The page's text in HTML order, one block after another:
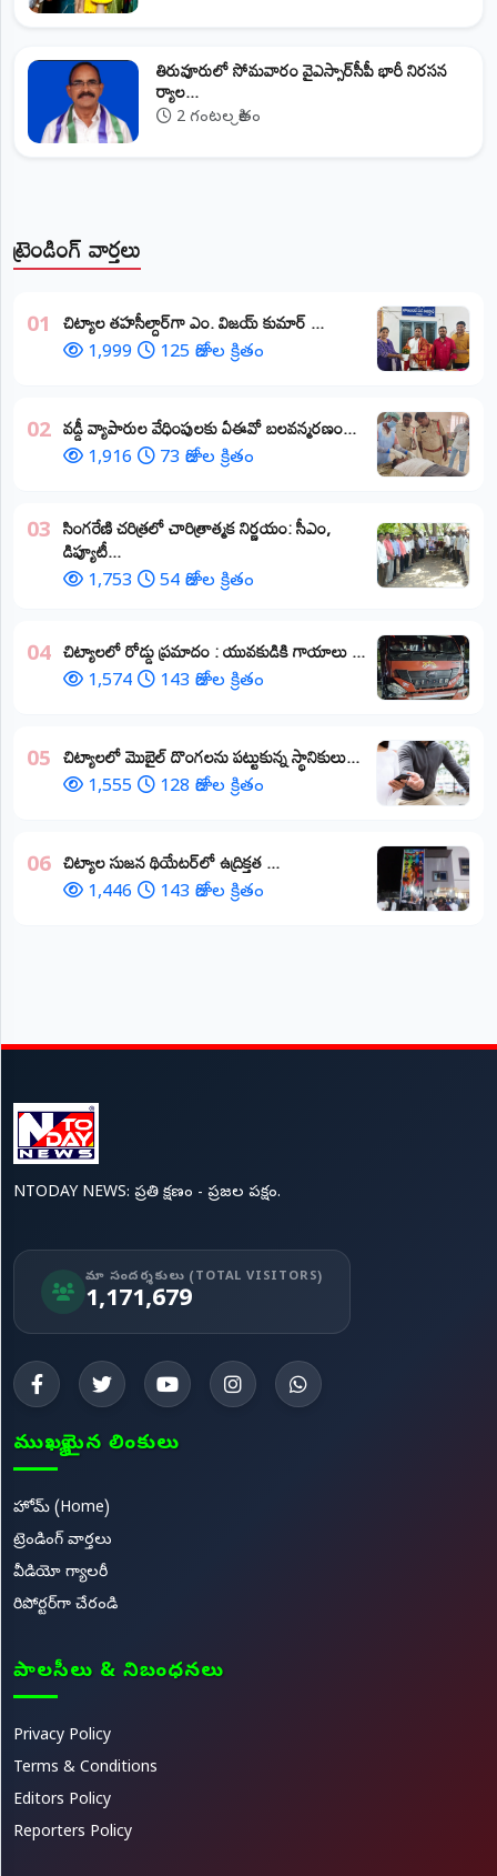
ట్రెండింగ్ వార్తలు
01 ​చిట్యాల తహసీల్దార్‌గా ఎం. విజయ్ కుమార్ ...
1,999 125 రోజుల క్రితం
02 వడ్డీ వ్యాపారుల వేధింపులకు ఏఈవో బలవన్మరణం...
1,916 73 రోజుల క్రితం
03 ​సింగరేణి చరిత్రలో చారిత్రాత్మక నిర్ణయం: సీఎం,
డిప్యూటీ...
1,753 54 రోజుల క్రితం
04 చిట్యాలలో రోడ్డు ప్రమాదం : యువకుడికి గాయాలు ​...
1,574 143 రోజుల క్రితం
05 చిట్యాలలో మొబైల్ దొంగలను పట్టుకున్న స్థానికులు...
1,555 128 రోజుల క్రితం
06 చిట్యాల సుజన థియేటర్‌లో ఉద్రిక్తత ...
1,446 143 రోజుల క్రితం
తిరువూరులో సోమవారం వైఎస్సార్‌సీపీ భారీ నిరసన
ర్యాల...
2 గంటల క్రితం
NTODAY NEWS: ప్రతి క్షణం - ప్రజల పక్షం.
మా సందర్శకులు (TOTAL VISITORS)
1,171,679
ముఖ్యమైన లింకులు
హోమ్ (Home)
ట్రెండింగ్ వార్తలు
వీడియో గ్యాలరీ
రిపోర్టర్‌గా చేరండి
పాలసీలు & నిబంధనలు
Privacy Policy
Terms & Conditions
Editors Policy
Reporters Policy